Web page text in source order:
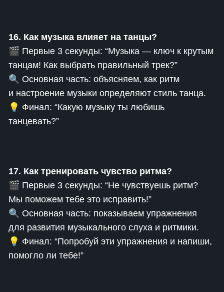
16. Как музыка влияет на танцы?
🎬 Первые 3 секунды: “Музыка — ключ к крутым
танцам! Как выбрать правильный трек?”
🔍 Основная часть: объясняем, как ритм
и настроение музыки определяют стиль танца.
💡 Финал: “Какую музыку ты любишь
танцевать?”
17. Как тренировать чувство ритма?
🎬 Первые 3 секунды: “Не чувствуешь ритм?
Мы поможем тебе это исправить!”
🔍 Основная часть: показываем упражнения
для развития музыкального слуха и ритмики.
💡 Финал: “Попробуй эти упражнения и напиши,
помогло ли тебе!”